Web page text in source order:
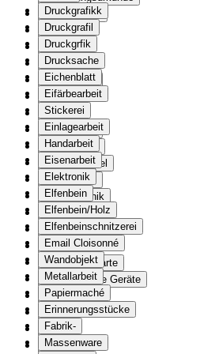
Wertzeichen
Karte
Karten
Fotografie
Dokumente
Druck
Stempel
Druckgrafik
Druckmodel
Druckstempel
Druckstock
Drucktechnik
Druckwalze
Ehrenzeichen
Orden
Einladungskarte
Elektronische Geräte
Erinnerung
Etui
Fahne
Banner
Druckgrafikk
Druckgrafil
Druckgrfik
Drucksache
Eichenblatt
Eifärbearbeit
Stickerei
Einlagearbeit
Handarbeit
Eisenarbeit
Elektronik
Elfenbein
Elfenbein/Holz
Elfenbeinschnitzerei
Email Cloisonné
Wandobjekt
Metallarbeit
Papiermaché
Erinnerungsstücke
Fabrik-
Massenware